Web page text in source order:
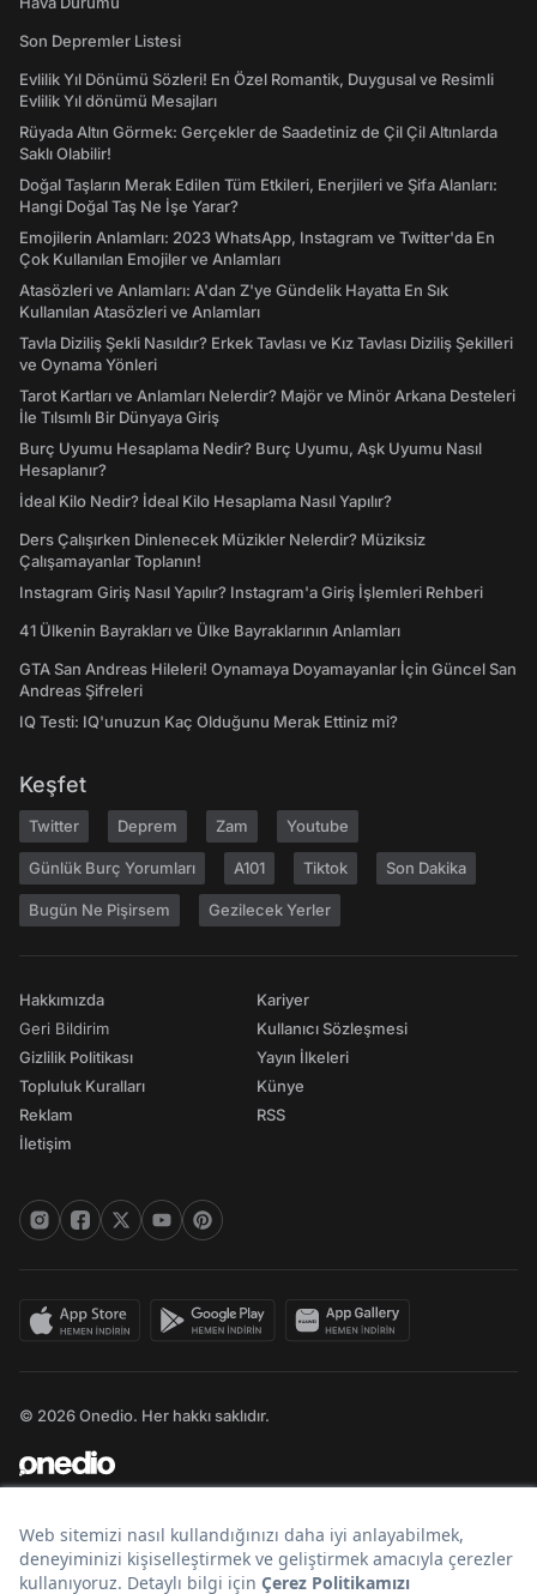
Son Depremler Listesi
Evlilik Yıl Dönümü Sözleri! En Özel Romantik, Duygusal ve Resimli
Evlilik Yıl dönümü Mesajları
Rüyada Altın Görmek: Gerçekler de Saadetiniz de Çil Çil Altınlarda
Saklı Olabilir!
Doğal Taşların Merak Edilen Tüm Etkileri, Enerjileri ve Şifa Alanları:
Hangi Doğal Taş Ne İşe Yarar?
Emojilerin Anlamları: 2023 WhatsApp, Instagram ve Twitter'da En
Çok Kullanılan Emojiler ve Anlamları
Atasözleri ve Anlamları: A'dan Z'ye Gündelik Hayatta En Sık
Kullanılan Atasözleri ve Anlamları
Tavla Diziliş Şekli Nasıldır? Erkek Tavlası ve Kız Tavlası Diziliş Şekilleri
ve Oynama Yönleri
Tarot Kartları ve Anlamları Nelerdir? Majör ve Minör Arkana Desteleri
İle Tılsımlı Bir Dünyaya Giriş
Burç Uyumu Hesaplama Nedir? Burç Uyumu, Aşk Uyumu Nasıl
Hesaplanır?
İdeal Kilo Nedir? İdeal Kilo Hesaplama Nasıl Yapılır?
Ders Çalışırken Dinlenecek Müzikler Nelerdir? Müziksiz
Çalışamayanlar Toplanın!
Instagram Giriş Nasıl Yapılır? Instagram'a Giriş İşlemleri Rehberi
41 Ülkenin Bayrakları ve Ülke Bayraklarının Anlamları
GTA San Andreas Hileleri! Oynamaya Doyamayanlar İçin Güncel San
Andreas Şifreleri
IQ Testi: IQ'unuzun Kaç Olduğunu Merak Ettiniz mi?
Keşfet
Twitter Deprem Zam Youtube
Günlük Burç Yorumları A101 Tiktok Son Dakika
Bugün Ne Pişirsem Gezilecek Yerler
Hakkımızda
Geri Bildirim
Gizlilik Politikası
Topluluk Kuralları
Reklam
İletişim
Kariyer
Kullanıcı Sözleşmesi
Yayın İlkeleri
Künye
RSS
© 2026 Onedio. Her hakkı saklıdır.
Bir markasıdır.